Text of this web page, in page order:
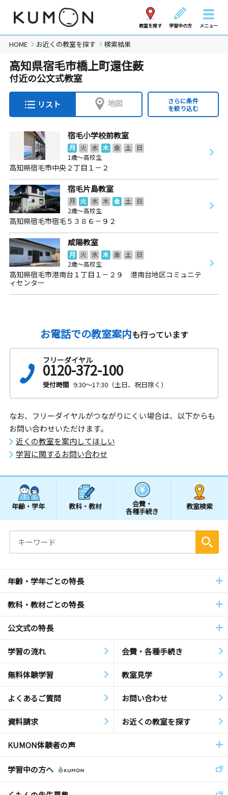
教室を探す 学習中の方 メニュー
HOME お近くの教室を探す 検索結果
高知県宿毛市橋上町還住薮
付近の公文式教室
リスト 地図
さらに条件
を絞り込む
宿毛小学校前教室
月 火 水 木 金 土
日
1歳～高校生
高知県宿毛市中央２丁目１－２
宿毛片島教室
月 火 水 木 金 土
日
2歳～高校生
高知県宿毛市宿毛５３８６－９２
咸陽教室
月 火 水 木 金 土
日
2歳～高校生
高知県宿毛市港南台１丁目１－２９ 港南台地区コミュニテ
ィセンター
お電話での教室案内も行っています
フリーダイヤル
0120-372-100
受付時間 9:30～17:30（土日、祝日除く）
なお、フリーダイヤルがつながりにくい場合は、以下からも
お問い合わせいただけます。
近くの教室を案内してほしい
学習に関するお問い合わせ
年齢・学年 教科・教材 会費・
各種手続き
教室検索
年齢・学年ごとの特長
教科・教材ごとの特長
公文式の特長
学習の流れ 会費・各種手続き
無料体験学習 教室見学
よくあるご質問 お問い合わせ
資料請求 お近くの教室を探す
KUMON体験者の声
学習中の方へ